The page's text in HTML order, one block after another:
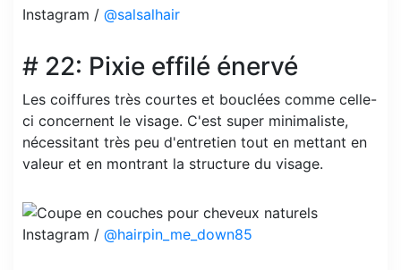
Instagram / @salsalhair
# 22: Pixie effilé énervé
Les coiffures très courtes et bouclées comme celle-
ci concernent le visage. C'est super minimaliste,
nécessitant très peu d'entretien tout en mettant en
valeur et en montrant la structure du visage.
Instagram / @hairpin_me_down85